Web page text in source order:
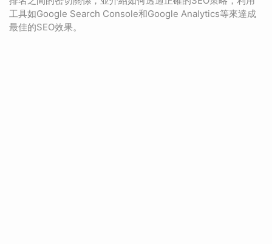
工具如Google Search Console和Google Analytics等來達成
最佳的SEO效果。